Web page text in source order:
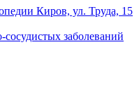
Киров, ул. Труда, 15
заболеваний